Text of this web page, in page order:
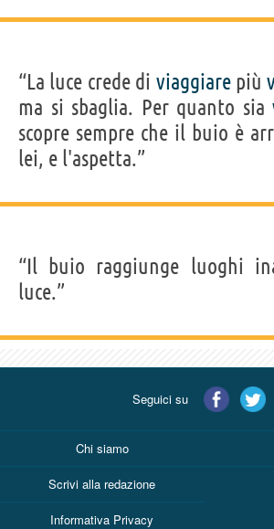
“La luce crede di viaggiarepiù
ma si sbaglia. Per quanto sia
scopre sempre che il buio è
lei, e l'aspetta.”
“Il buio raggiunge luoghi
luce.”
Seguici su
Chi siamo
Scrivi alla redazione
Informativa Privacy